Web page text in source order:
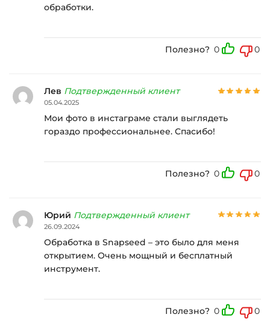
обработки.
Полезно? 0 0
Лев Подтвержденный клиент
05.04.2025
Мои фото в инстаграме стали выглядеть
гораздо профессиональнее. Спасибо!
Полезно? 0 0
Юрий Подтвержденный клиент
26.09.2024
Обработка в Snapseed – это было для меня
открытием. Очень мощный и бесплатный
инструмент.
Полезно? 0 0